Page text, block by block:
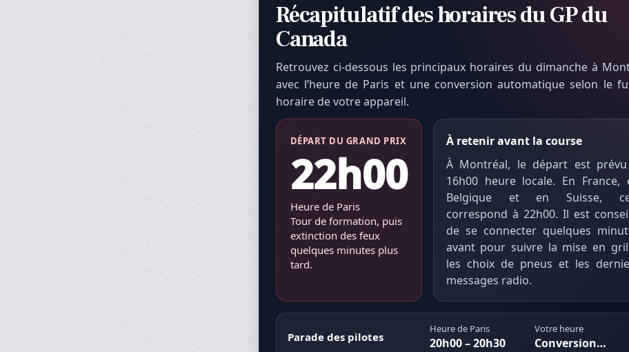
Récapitulatif des horaires du GP du
Canada
Retrouvez ci-dessous les principaux horaires du dimanche à
avec l’heure de Paris et une conversion automatique selon le
horaire de votre appareil.
DÉPART DU GRAND PRIX
22h00
Heure de Paris
Tour de formation, puis
extinction des feux
quelques minutes plus
tard.
À retenir avant la course
À Montréal, le départ est
16h00 heure locale. En France,
Belgique et en Suisse,
correspond à 22h00. Il est
de se connecter quelques
avant pour suivre la mise en
les choix de pneus et les
messages radio.
Parade des pilotes
Heure de Paris
20h00 – 20h30
Votre heure
Conversion…